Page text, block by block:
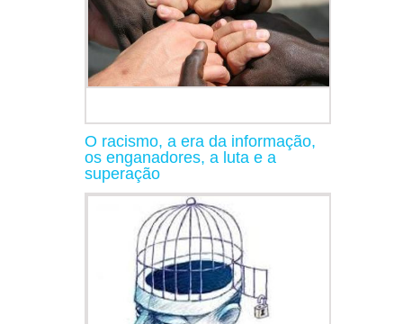
O racismo, a era da informação,
os enganadores, a luta e a
superação